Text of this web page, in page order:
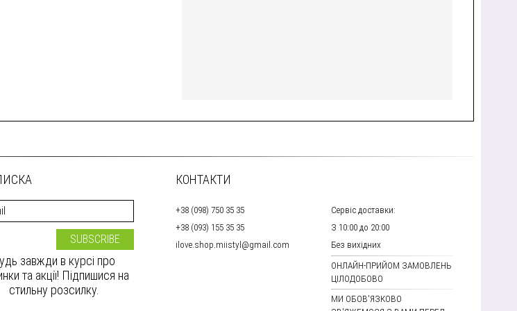
завжди в курсі про
та акції! Підпишися на
стильну розсилку.
КОНТАКТИ
+38 (098) 750 35 35
Сервіс доставки:
+38 (093) 155 35 35
З 10:00 до 20:00
ilove.shop.miistyl@gmail.com
Без вихідних
ОНЛАЙН-ПРИЙОМ ЗАМОВЛЕНЬ
ЦІЛОДОБОВО
МИ ОБОВ'ЯЗКОВО